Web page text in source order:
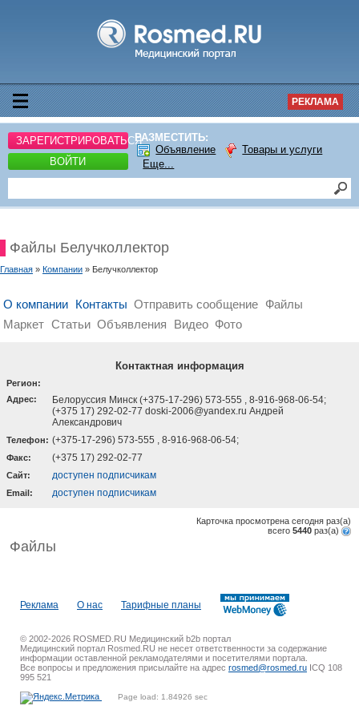
РЕКЛАМА
ЗАРЕГИСТРИРОВАТЬСЯ
ВОЙТИ
РАЗМЕСТИТЬ:
Объявление
Товары и услуги
Еще...
Файлы Белучколлектор
Главная » Компании » Белучколлектор
О компании Контакты Отправить сообщение Файлы
Маркет Статьи Объявления Видео Фото
Контактная информация
Регион:
Адрес:
Белоруссия Минск (+375-17-296) 573-555 , 8-916-968-06-54;
(+375 17) 292-02-77 doski-2006@yandex.ru Андрей
Александрович
Телефон: (+375-17-296) 573-555 , 8-916-968-06-54;
Факс: (+375 17) 292-02-77
Cайт: доступен подписчикам
Email: доступен подписчикам
Карточка просмотрена сегодня раз(a)
всего 5440 раз(a)
Файлы
Реклама О нас Тарифные планы
© 2002-2026 ROSMED.RU Медицинский b2b портал
Медицинский портал Rosmed.RU не несет ответственности за содержание
информации оставленной рекламодателями и посетителями портала.
Все вопросы и предложения присылайте на адрес rosmed@rosmed.ru ICQ 108
995 521
Page load: 1.84926 sec